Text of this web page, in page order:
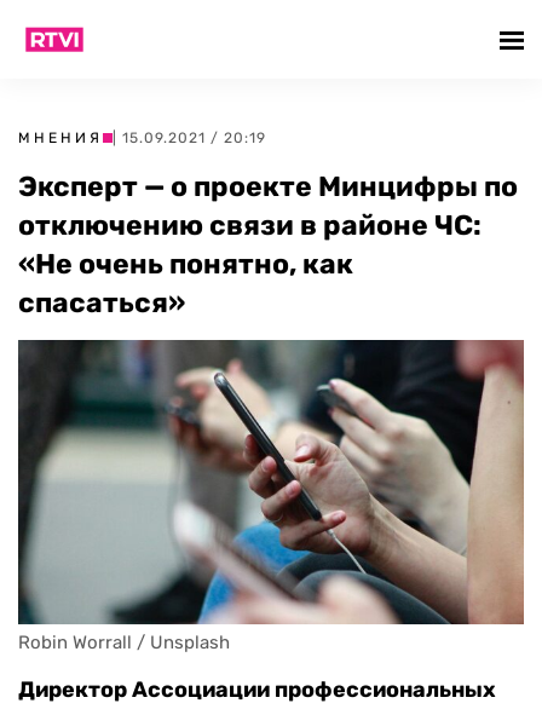
МНЕНИЯ | 15.09.2021 / 20:19
Эксперт — о проекте Минцифры по
отключению связи в районе ЧС:
«Не очень понятно, как
спасаться»
Robin Worrall / Unsplash
Директор Ассоциации профессиональных